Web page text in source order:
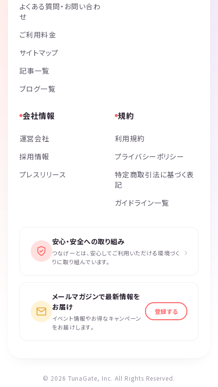
よくある質問・お問い合わ
せ
ご利用料金
サイトマップ
記事一覧
ブログ一覧
会社情報
運営会社
採用情報
プレスリリース
規約
利用規約
プライバシーポリシー
特定商取引法に基づく表
記
ガイドライン一覧
安心・安全への取り組み
つなげーとは、安心してご利用いただける環境づく
りに取り組んでいます。
›
メールマガジンで最新情報を
お届け
イベント情報やお得なキャンペーン
をお届けします。
登録する
© 2026 TunaGate, Inc. All Rights Reserved.